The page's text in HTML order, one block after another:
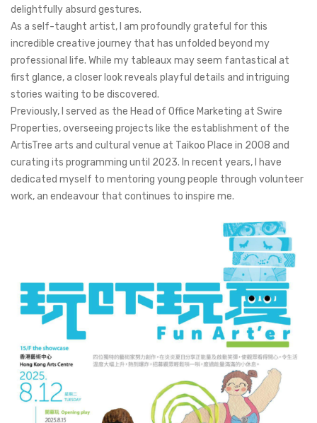
delightfully absurd gestures.
As a self-taught artist, I am profoundly grateful for this
incredible creative journey that has unfolded beyond my
professional life. While my tableaux may seem fantastical at
first glance, a closer look reveals playful details and intriguing
stories waiting to be discovered.
Previously, I served as the Head of Office Marketing at Swire
Properties, overseeing projects like the establishment of the
ArtisTree arts and cultural venue at Taikoo Place in 2008 and
curating its programming until 2023. In recent years, I have
dedicated myself to mentoring young people through volunteer
work, an endeavour that continues to inspire me.